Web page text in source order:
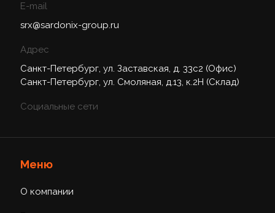
E-mail
srx@sardonix-group.ru
Адрес
Санкт-Петербург, ул. Заставская, д. 33с2 (Офис)
Санкт-Петербург, ул. Смоляная, д.13, к.2Н (Склад)
Социальные сети
Меню
О компании